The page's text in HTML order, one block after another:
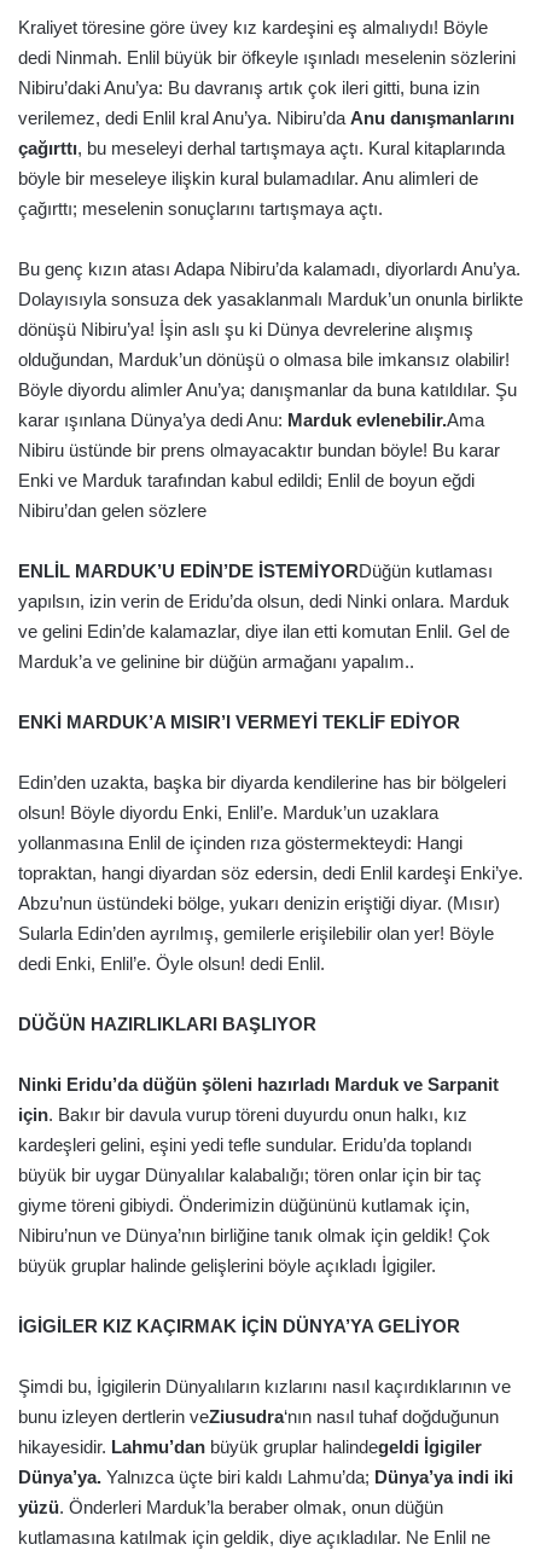
Kraliyet töresine göre üvey kız kardeşini eş almalıydı! Böyle
dedi Ninmah. Enlil büyük bir öfkeyle ışınladı meselenin sözlerini
Nibiru’daki Anu’ya: Bu davranış artık çok ileri gitti, buna izin
verilemez, dedi Enlil kral Anu’ya. Nibiru’da Anu danışmanlarını
çağırttı, bu meseleyi derhal tartışmaya açtı. Kural kitaplarında
böyle bir meseleye ilişkin kural bulamadılar. Anu alimleri de
çağırttı; meselenin sonuçlarını tartışmaya açtı.
Bu genç kızın atası Adapa Nibiru’da kalamadı, diyorlardı Anu’ya.
Dolayısıyla sonsuza dek yasaklanmalı Marduk’un onunla birlikte
dönüşü Nibiru’ya! İşin aslı şu ki Dünya devrelerine alışmış
olduğundan, Marduk’un dönüşü o olmasa bile imkansız olabilir!
Böyle diyordu alimler Anu’ya; danışmanlar da buna katıldılar. Şu
karar ışınlana Dünya’ya dedi Anu: Marduk evlenebilir.Ama
Nibiru üstünde bir prens olmayacaktır bundan böyle! Bu karar
Enki ve Marduk tarafından kabul edildi; Enlil de boyun eğdi
Nibiru’dan gelen sözlere
ENLİL MARDUK’U EDİN’DE İSTEMİYORDüğün kutlaması
yapılsın, izin verin de Eridu’da olsun, dedi Ninki onlara. Marduk
ve gelini Edin’de kalamazlar, diye ilan etti komutan Enlil. Gel de
Marduk’a ve gelinine bir düğün armağanı yapalım..
ENKİ MARDUK’A MISIR’I VERMEYİ TEKLİF EDİYOR
Edin’den uzakta, başka bir diyarda kendilerine has bir bölgeleri
olsun! Böyle diyordu Enki, Enlil’e. Marduk’un uzaklara
yollanmasına Enlil de içinden rıza göstermekteydi: Hangi
topraktan, hangi diyardan söz edersin, dedi Enlil kardeşi Enki’ye.
Abzu’nun üstündeki bölge, yukarı denizin eriştiği diyar. (Mısır)
Sularla Edin’den ayrılmış, gemilerle erişilebilir olan yer! Böyle
dedi Enki, Enlil’e. Öyle olsun! dedi Enlil.
DÜĞÜN HAZIRLIKLARI BAŞLIYOR
Ninki Eridu’da düğün şöleni hazırladı Marduk ve Sarpanit
için. Bakır bir davula vurup töreni duyurdu onun halkı, kız
kardeşleri gelini, eşini yedi tefle sundular. Eridu’da toplandı
büyük bir uygar Dünyalılar kalabalığı; tören onlar için bir taç
giyme töreni gibiydi. Önderimizin düğününü kutlamak için,
Nibiru’nun ve Dünya’nın birliğine tanık olmak için geldik! Çok
büyük gruplar halinde gelişlerini böyle açıkladı İgigiler.
İGİGİLER KIZ KAÇIRMAK İÇİN DÜNYA’YA GELİYOR
Şimdi bu, İgigilerin Dünyalıların kızlarını nasıl kaçırdıklarının ve
bunu izleyen dertlerin veZiusudra‘nın nasıl tuhaf doğduğunun
hikayesidir. Lahmu’dan büyük gruplar halindegeldi İgigiler
Dünya’ya. Yalnızca üçte biri kaldı Lahmu’da; Dünya’ya indi iki
yüzü. Önderleri Marduk’la beraber olmak, onun düğün
kutlamasına katılmak için geldik, diye açıkladılar. Ne Enlil ne